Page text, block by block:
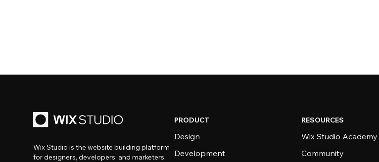
Wix Studio is the website building platform
for designers, developers, and marketers.
PRODUCT
Design
Development
RESOURCES
Wix Studio Academy
Community